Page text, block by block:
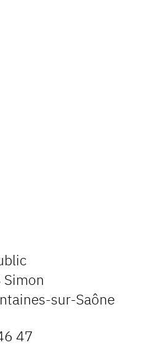
Simon
sur-Saône
47